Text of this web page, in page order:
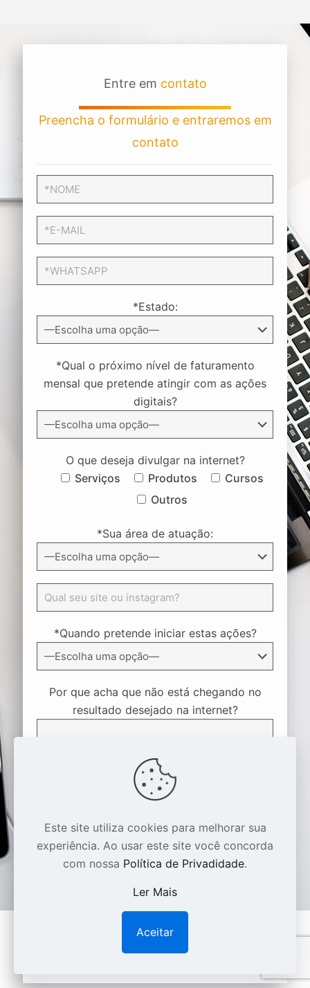
Entre em contato
Preencha o formulário e entraremos em
contato
*Estado:
*Qual o próximo nível de faturamento
mensal que pretende atingir com as ações
digitais?
O que deseja divulgar na internet?
Serviços
Produtos
Cursos
Outros
*Sua área de atuação:
*Quando pretende iniciar estas ações?
Por que acha que não está chegando no
resultado desejado na internet?
*campos obrigatórios
Este site utiliza cookies para melhorar sua
experiência. Ao usar este site você concorda
com nossa Política de Privadidade.
Ler Mais
Aceitar